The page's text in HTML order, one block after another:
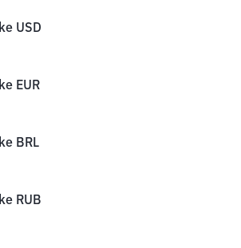
ke USD
ke EUR
ke BRL
ke RUB